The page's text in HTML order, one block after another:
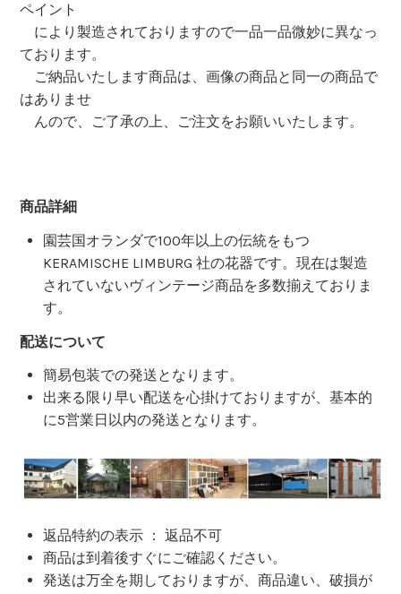
ペイント
により製造されておりますので一品一品微妙に異なっ
ております。
ご納品いたします商品は、画像の商品と同一の商品で
はありませ
んので、ご了承の上、ご注文をお願いいたします。
商品詳細
園芸国オランダで100年以上の伝統をもつ
KERAMISCHE LIMBURG 社の花器です。現在は製造
されていないヴィンテージ商品を多数揃えておりま
す。
配送について
簡易包装での発送となります。
出来る限り早い配送を心掛けておりますが、基本的
に5営業日以内の発送となります。
返品特約の表示 ： 返品不可
商品は到着後すぐにご確認ください。
発送は万全を期しておりますが、商品違い、破損が